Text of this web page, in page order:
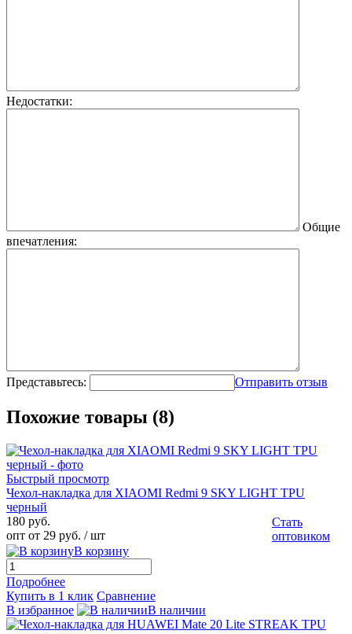
Недостатки:
Общие
впечатления:
Представьтесь: Отправить отзыв
Похожие товары (8)
Быстрый просмотр
Чехол-накладка для XIAOMI Redmi 9 SKY LIGHT TPU
черный
180 руб.
опт от 29 руб. / шт
Стать
оптовиком
В корзину
Подробнее
Купить в 1 клик Сравнение
В избранное
В наличии